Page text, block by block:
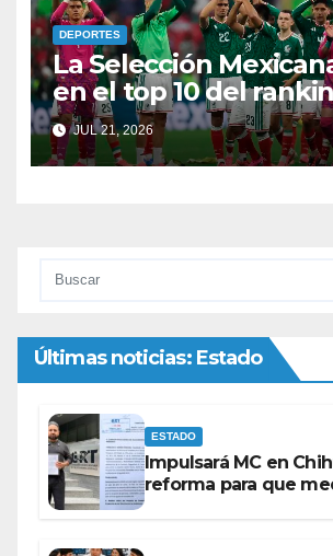
DEPORTES
La Selección
en el top 10 del
JUL 21, 2026
Últimas noticias: Estado
ESTADO
Impulsará MC en
reforma para que